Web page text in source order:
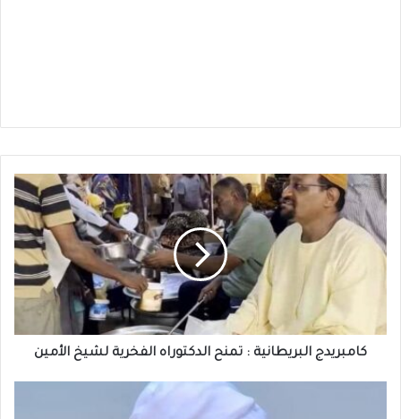
كامبريدج
البريطانية
تمنح
الدكتوراه
الفخرية
كامبريدج البريطانية : تمنح الدكتوراه الفخرية لشيخ الأمين